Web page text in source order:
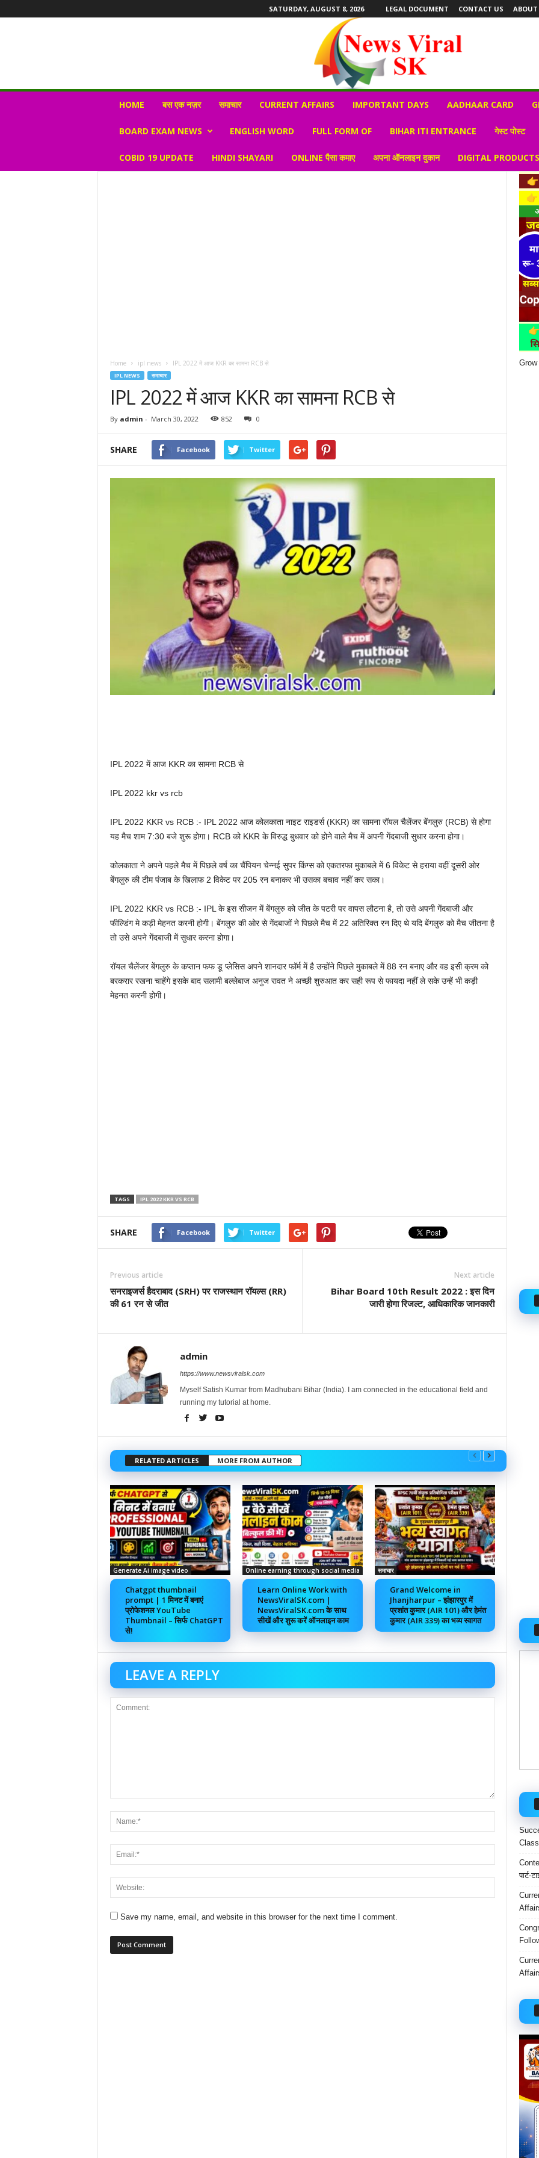
SATURDAY, AUGUST 8, 2026 LEGAL DOCUMENT CONTACT US ABOUT
r
HOME बस एक नज़र समाचार CURRENT AFFAIRS IMPORTANT DAYS AADHAAR CARD
BOARD EXAM NEWS ENGLISH WORD FULL FORM OF BIHAR ITI ENTRANCE गेस्ट पोस्ट
COBID 19 UPDATE HINDI SHAYARI ONLINE पैसा कमाए अपना ऑनलाइन दुकान DIGITAL
Home ipl news IPL 2022 में आज KKR का सामना RCB से
IPL NEWS समाचार
IPL 2022 में आज KKR का सामना RCB से
By admin - March 30, 2022 852 0
SHARE Facebook Twitter
IPL 2022 में आज KKR का सामना RCB से
IPL 2022 kkr vs rcb
IPL 2022 KKR vs RCB :- IPL 2022 आज कोलकाता नाइट राइडर्स (KKR) का सामना रॉयल चैलेंजर बेंगलुरु (RCB) से होगा
यह मैच शाम 7:30 बजे शुरू होगा। RCB को KKR के विरुद्ध बुधवार को होने वाले मैच में अपनी गेंदबाजी सुधार करना होगा।
कोलकाता ने अपने पहले मैच में पिछले वर्ष का चैंपियन चेन्नई सुपर किंग्स को एकतरफा मुकाबले में 6 विकेट से हराया वहीं दूसरी ओर
बेंगलुरु की टीम पंजाब के खिलाफ 2 विकेट पर 205 रन बनाकर भी उसका बचाव नहीं कर सका।
IPL 2022 KKR vs RCB :- IPL के इस सीजन में बेंगलुरु को जीत के पटरी पर वापस लौटना है, तो उसे अपनी गेंदबाजी और
फील्डिंग मे कड़ी मेहनत करनी होगी। बेंगलुरु की ओर से गेंदबाजों ने पिछले मैच में 22 अतिरिक्त रन दिए थे यदि बेंगलुरु को मैच जीतना है
तो उसे अपने गेंदबाजी में सुधार करना होगा।
रॉयल चैलेंजर बेंगलुरु के कप्तान फफ डू प्लेसिस अपने शानदार फॉर्म में है उन्होंने पिछले मुकाबले में 88 रन बनाए और वह इसी क्रम को
बरकरार रखना चाहेंगे इसके बाद सलामी बल्लेबाज अनुज रावत ने अच्छी शुरुआत कर सही रूप से फायदा नहीं ले सके उन्हें भी कड़ी
मेहनत करनी होगी।
TAGS IPL 2022 KKR VS RCB
SHARE Facebook Twitter
Previous article
सनराइजर्स हैदराबाद (SRH) पर राजस्थान रॉयल्स (RR)
की 61 रन से जीत
Next article
Bihar Board 10th Result 2022 : इस दिन
जारी होगा रिजल्ट, आधिकारिक जानकारी
admin
https://www.newsviralsk.com
Myself Satish Kumar from Madhubani Bihar (India). I am connected in the educational field and
running my tutorial at home.
RELATED ARTICLES MORE FROM AUTHOR
Generate Ai image video
Chatgpt thumbnail
prompt | 1 मिनट में बनाएं
प्रोफेशनल YouTube
Thumbnail – सिर्फ ChatGPT
से!
Online earning through social media
Learn Online Work with
NewsViralSK.com |
NewsViralSK.com के साथ
सीखें और शुरू करें ऑनलाइन काम
समाचार
Grand Welcome in
Jhanjharpur – झंझारपुर में
प्रशांत कुमार (AIR 101) और हेमंत
कुमार (AIR 339) का भव्य स्वागत
LEAVE A REPLY
Save my name, email, and website in this browser for the next time I comment.